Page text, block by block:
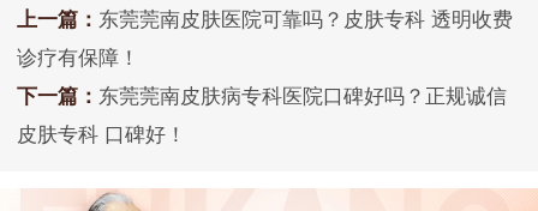
上一篇： 东莞莞南皮肤医院可靠吗？皮肤专科 透明收费
诊疗有保障！
下一篇： 东莞莞南皮肤病专科医院口碑好吗？正规诚信
皮肤专科 口碑好！